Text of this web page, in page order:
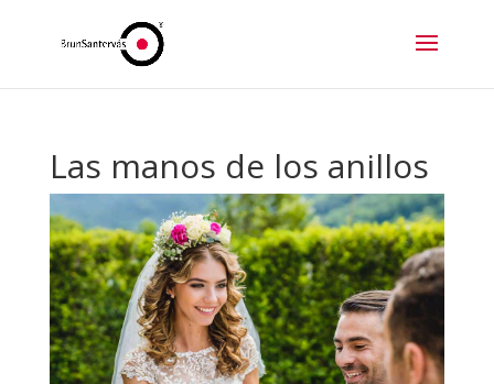
Las manos de los anillos